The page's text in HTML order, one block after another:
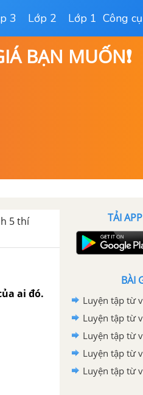
3 Lớp 2 Lớp 1 Công cụ
BẠN MUỐN❗
5 thí
ai đó.
TẢI
BÀI